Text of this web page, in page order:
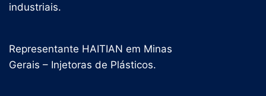
industriais.
Representante HAITIAN em Minas
Gerais – Injetoras de Plásticos.